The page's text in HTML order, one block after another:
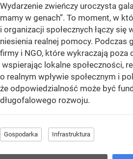
Wydarzenie zwieńczy uroczysta
mamy w genach”. To moment, w
i organizacji społecznych łączy się
niesienia realnej pomocy. Podczas
firmy i NGO, które wykraczają poza
wspierając lokalne społeczności,
o realnym wpływie społecznym i
że odpowiedzialność może być
długofalowego rozwoju.
Gospodarka Infrastruktura